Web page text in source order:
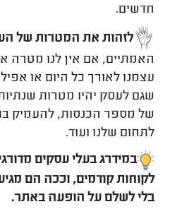
חדשים.
לזהות את המטרות של
האמתיים, אם אין לנו מטרה
עצמנו לאורך כל היום או
שגם לעסק יהיו מטרות
של מספר הכנסות, להעמיק
לתחום שלנו ועוד.
במידרג בעלי עסקים
לקוחות קודמים, וככה הם
בלי לשלם על הופעה באתר.